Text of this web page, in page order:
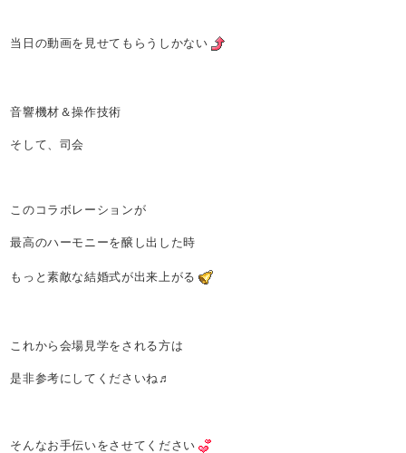
当日の動画を見せてもらうしかない
音響機材＆操作技術
そして、司会
このコラボレーションが
最高のハーモニーを醸し出した時
もっと素敵な結婚式が出来上がる
これから会場見学をされる方は
是非参考にしてくださいね♬
そんなお手伝いをさせてください